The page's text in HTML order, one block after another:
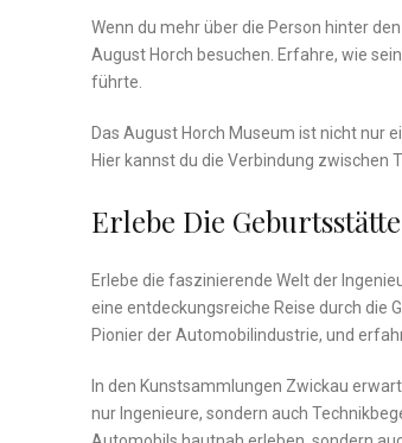
Wenn du mehr ‍über die Person hinter
August Horch besuchen.⁢ Erfahre, ​wie
führte.
Das August​ Horch Museum ist nicht‍ nur
Hier kannst du die ‍Verbindung zwischen
Erlebe Die
Erlebe die faszinierende Welt der
eine ‌entdeckungsreiche Reise durch die
Pionier der Automobilindustrie, und
In den ‌Kunstsammlungen Zwickau
nur Ingenieure, sondern auch